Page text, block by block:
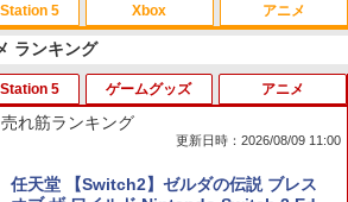
スプラトゥーン レイダース|オンライン
コード版
￥5,832
5
PlayStation 5 デジタル・エディション
日本語専用 Console Language: Japan
ese only (CFI-2200B01)
￥55,000
Xbox
【純正品】Xbox ワイヤレス コントロー
ラー + USB-C® ケーブル
￥8,300
アニメ
劇場版「鬼滅の刃」無限城編 第一章 猗
窩座再来 通常版 [Blu-ray]
￥3,982
ランキング
れ筋ランキング
更新日時：2026/08/09 11:00
任天堂 【Switch2】ゼルダの伝説 ブレス
5 ゲームグッズ アニメ